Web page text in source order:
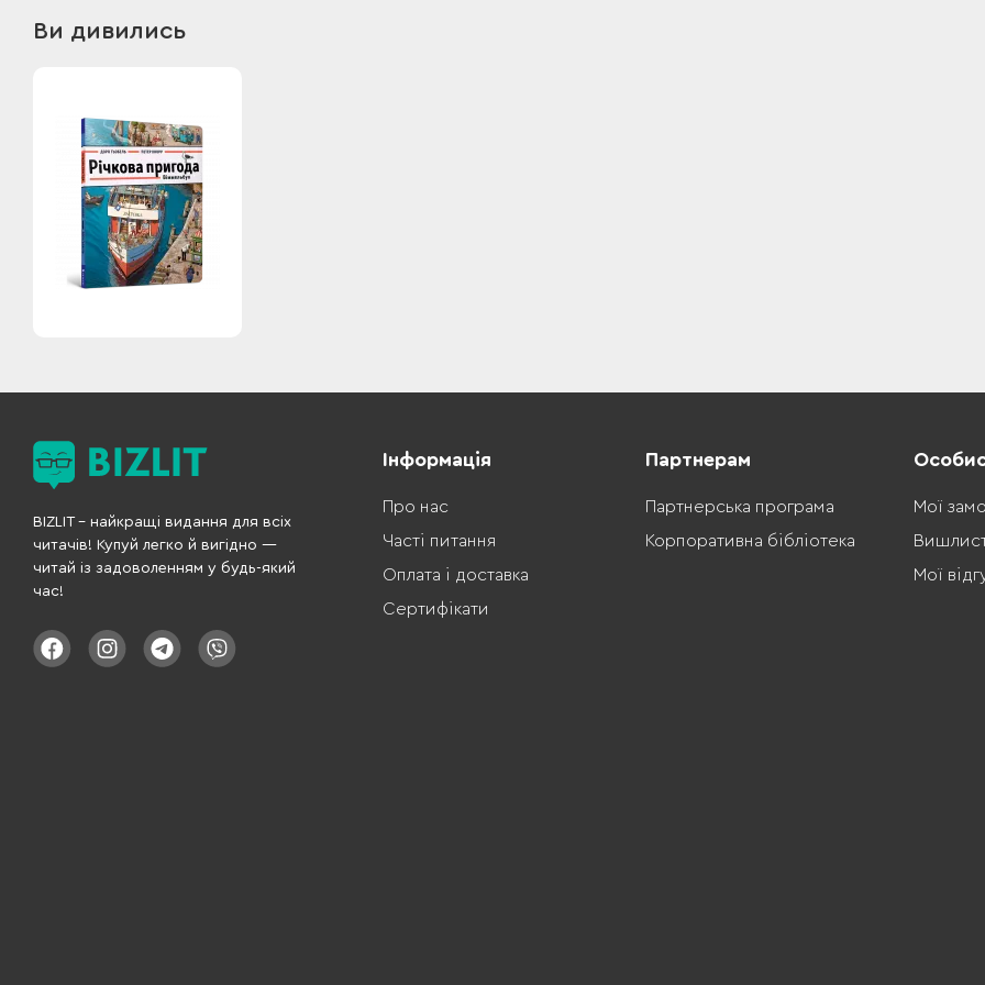
Ви дивились
BIZLIT – найкращі видання для всіх
читачів! Купуй легко й вигідно —
читай із задоволенням у будь-який
час!
Інформація
Про нас
Часті питання
Оплата і доставка
Сертифікати
Партнерам
Партнерська програма
Корпоративна бібліотека
Мої
Мої